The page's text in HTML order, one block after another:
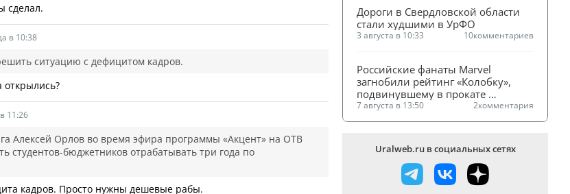
сделал.
в 10:38
ситуацию с дефицитом кадров.
открылись?
11:26
Алексей Орлов во время эфира программы «Акцент» на ОТВ
студентов-бюджетников отрабатывать три года по
кадров. Просто нужны дешевые рабы.
Дороги в Свердловской области
стали худшими в УрФО
3 августа в 10:33 10комментариев
Российские фанаты Marvel
загнобили рейтинг «Колобку»,
подвинувшему в прокате
«Человека-паука»
7 августа в 13:50 2комментария
Uralweb.ru в социальных сетях